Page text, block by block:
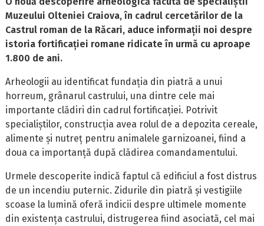
Muzeului Olteniei Craiova, în cadrul cercetărilor de la
Castrul roman de la Răcari, aduce informații noi despre
istoria fortificației romane ridicate în urmă cu aproape
1.800 de ani.
Arheologii au identificat fundația din piatră a unui
horreum, grânarul castrului, una dintre cele mai
importante clădiri din cadrul fortificației. Potrivit
specialiștilor, construcția avea rolul de a depozita cereale,
alimente și nutreț pentru animalele garnizoanei, fiind a
doua ca importanță după clădirea comandamentului.
Urmele descoperite indică faptul că edificiul a fost distrus
de un incendiu puternic. Zidurile din piatră și vestigiile
scoase la lumină oferă indicii despre ultimele momente
din existența castrului, distrugerea fiind asociată, cel mai